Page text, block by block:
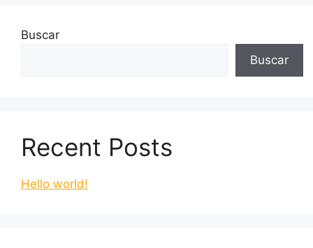
Buscar
Buscar
Recent Posts
Hello world!